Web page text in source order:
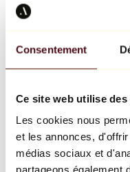
Consentement
Ce site web utilise des
Les cookies nous
et les annonces,
médias sociaux et
partageons également
Richard
Keith
Jeff Koons
Jean-
Tous les
Œuvre de la semaine